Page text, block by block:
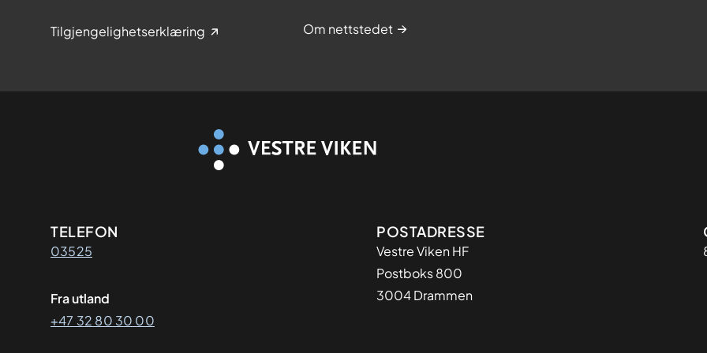
Tilgjengelighetserklæring Om nettstedet
Kontaktinformasjon
TELEFON
03525
Fra utland
+47 32 80 30 00
Adresse
POSTADRESSE
Vestre Viken HF
Postboks 800
3004 Drammen